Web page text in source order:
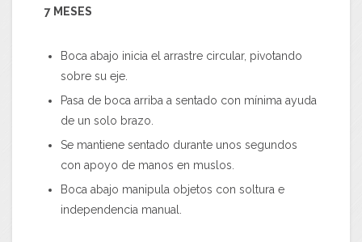
7 MESES
Boca abajo inicia el arrastre circular, pivotando
sobre su eje.
Pasa de boca arriba a sentado con mínima ayuda
de un solo brazo.
Se mantiene sentado durante unos segundos
con apoyo de manos en muslos.
Boca abajo manipula objetos con soltura e
independencia manual.